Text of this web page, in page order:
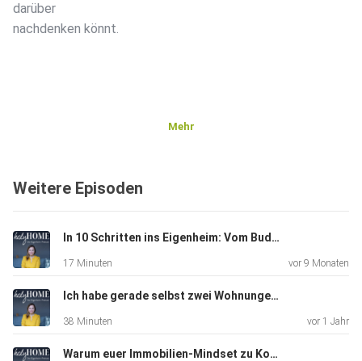
darüber
nachdenken könnt.
Mehr
Weitere Episoden
In 10 Schritten ins Eigenheim: Vom Budget bis zur Übergabe
17 Minuten vor 9 Monaten
Ich habe gerade selbst zwei Wohnungen gekauft - meine persönlichen Erfahrungen #97
38 Minuten vor 1 Jahr
Warum euer Immobilien-Mindset zu Konflikten und Blockaden führen kann #96